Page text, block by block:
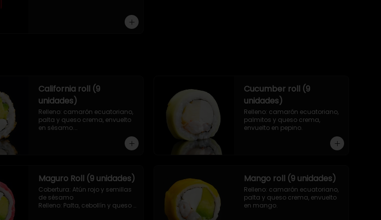
California roll (9
unidades)
Relleno: camarón ecuatoriano,
palta y queso crema, envuelto
en sésamo.
Cucumber roll (9
unidades)
Relleno: camarón ecuatoriano,
palmitos y queso crema,
envuelto en pepino.
Maguro Roll (9 unidades)
Cobertura: Atún rojo y semillas
de sésamo
Relleno: Palta, cebollín y queso
Mango roll (9 unidades)
Relleno: camarón ecuatoriano,
palta y queso crema, envuelto
en mango.